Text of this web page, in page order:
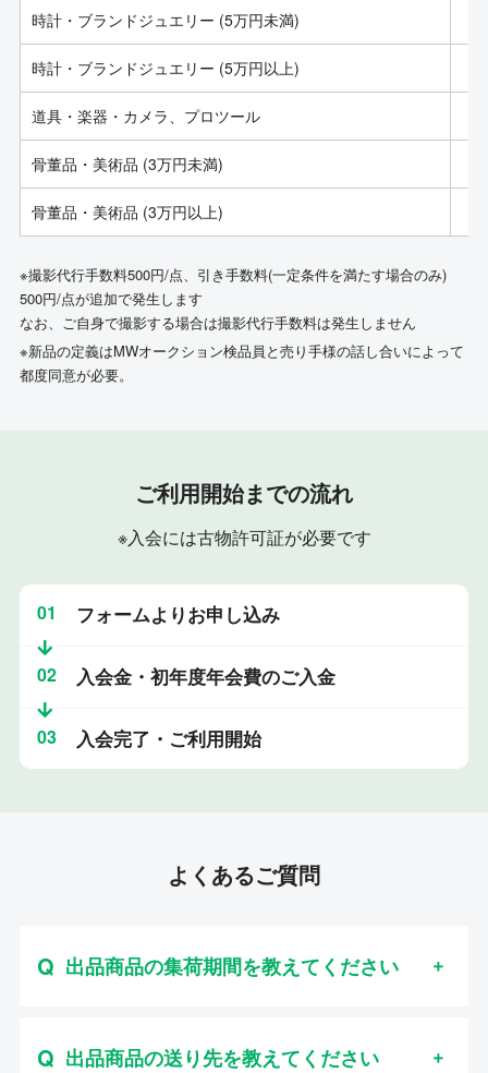
時計・ブランドジュエリー (5万円未満)
時計・ブランドジュエリー (5万円以上)
道具・楽器・カメラ、プロツール
骨董品・美術品 (3万円未満)
骨董品・美術品 (3万円以上)
※撮影代行手数料500円/点、引き手数料(一定条件を満たす場合のみ)
500円/点が追加で発生します
なお、ご自身で撮影する場合は撮影代行手数料は発生しません
※新品の定義はMWオークション検品員と売り手様の話し合いによって
都度同意が必要。
ご利用開始までの流れ
※入会には古物許可証が必要です
01 フォームよりお申し込み
02 入会金・初年度年会費のご入金
03 入会完了・ご利用開始
よくあるご質問
出品商品の集荷期間を教えてください
出品商品の送り先を教えてください